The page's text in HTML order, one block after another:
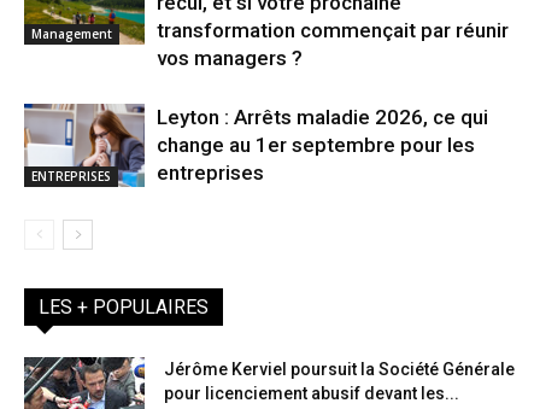
Management
transformation commençait par réunir
vos managers ?
ENTREPRISES
Leyton : Arrêts maladie 2026, ce qui
change au 1er septembre pour les
entreprises
LES + POPULAIRES
Jérôme Kerviel poursuit la Société Générale
pour licenciement abusif devant les...